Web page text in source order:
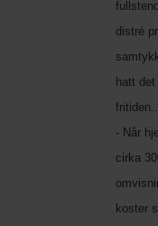
distré
hatt
- Når
cirka
koster